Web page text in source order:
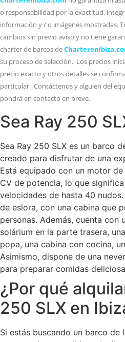
o responsabilidad por la exactitud,
información y / o imágenes mostradas.
cambios sin previo aviso y no tiene
charter de barcos de
su proceso de selección. Los precios
precio exacto y otros detalles se
particular. Contáctenos y alguien del
pondrá en contacto en breve.
Sea Ray 250
Sea Ray 250 SLX es un barco
creado para disfrutar de una
Está equipado con un motor
CV de potencia, lo que
velocidades de hasta 40
de eslora, con una cabina que
personas. Además, cuenta con
solárium en la parte trasera,
popa, una cabina con cocina,
Asimismo, dispone de una
para preparar comidas
¿Por qué
250 SLX en
Si estás buscando un barco